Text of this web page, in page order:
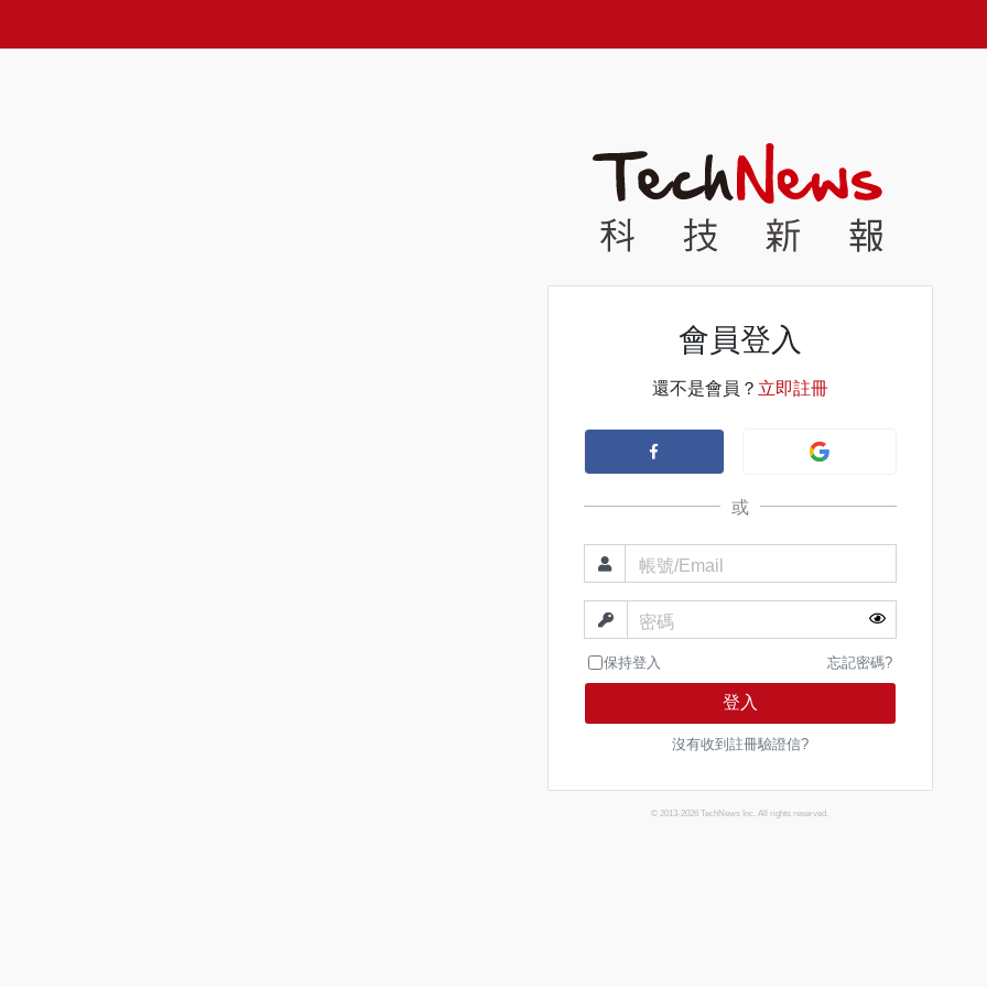
會員登入
還不是會員？ 立即註冊
或
帳號/Email
密碼
保持登入 忘記密碼?
登入
沒有收到註冊驗證信?
© 2013-2026 TechNews Inc. All rights reserved.